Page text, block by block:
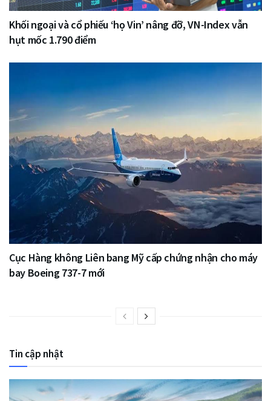
Khối ngoại và cổ phiếu ‘họ Vin’ nâng đỡ, VN-Index vẫn
hụt mốc 1.790 điểm
Cục Hàng không Liên bang Mỹ cấp chứng nhận cho máy
bay Boeing 737-7 mới
Tin cập nhật